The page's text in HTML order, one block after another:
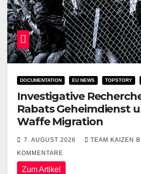
DOCUMENTATION EU NEWS TOPSTORY
Investigative
Rabats Geheimdienst
Waffe Migration
7. AUGUST 2026 TEAM KAIZEN
KOMMENTARE
Zum Artikel